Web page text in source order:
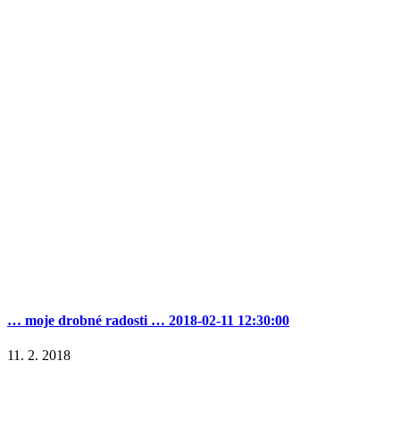
… moje drobné radosti … 2018-02-11 12:30:00
11. 2. 2018